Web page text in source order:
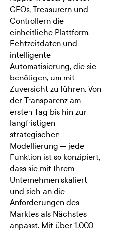
CFOs, Treasurern und
Controllern die
einheitliche Plattform,
Echtzeitdaten und
intelligente
Automatisierung, die sie
benötigen, um mit
Zuversicht zu führen. Von
der Transparenz am
ersten Tag bis hin zur
langfristigen
strategischen
Modellierung — jede
Funktion ist so konzipiert,
dass sie mit Ihrem
Unternehmen skaliert
und sich an die
Anforderungen des
Marktes als Nächstes
anpasst. Mit über 1.000